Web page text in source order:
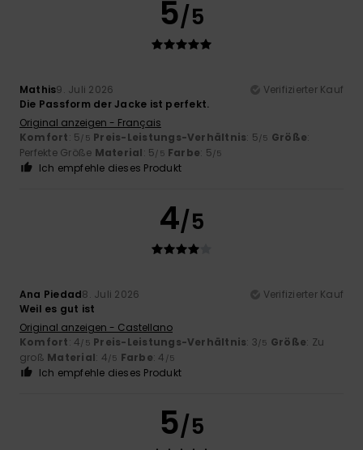
5/5
Mathis9. Juli 2026
Verifizierter Kauf
Die Passform der Jacke ist perfekt.
Original anzeigen - Français
Komfort: 5/5 Preis-Leistungs-Verhältnis: 5/5 Größe:
Perfekte Größe Material: 5/5 Farbe: 5/5
Ich empfehle dieses Produkt
4/5
Ana Piedad8. Juli 2026
Verifizierter Kauf
Weil es gut ist
Original anzeigen - Castellano
Komfort: 4/5 Preis-Leistungs-Verhältnis: 3/5 Größe: Zu
groß Material: 4/5 Farbe: 4 /5
Ich empfehle dieses Produkt
5/5